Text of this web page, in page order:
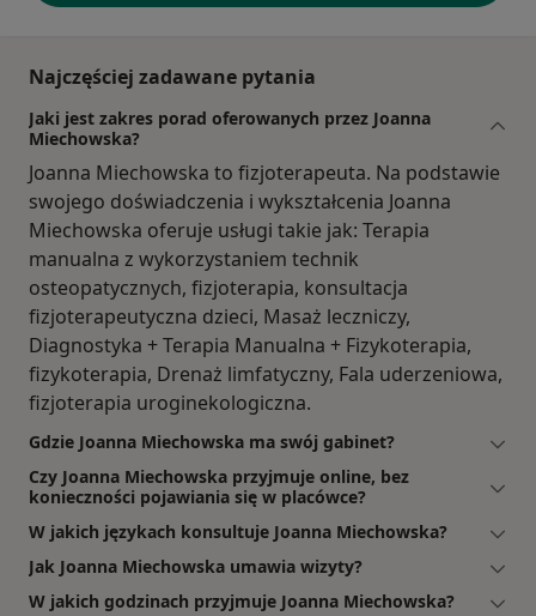
Najczęściej zadawane pytania
Jaki jest zakres porad oferowanych przez Joanna
Miechowska?
Joanna Miechowska to fizjoterapeuta. Na podstawie
swojego doświadczenia i wykształcenia Joanna
Miechowska oferuje usługi takie jak: Terapia
manualna z wykorzystaniem technik
osteopatycznych, fizjoterapia, konsultacja
fizjoterapeutyczna dzieci, Masaż leczniczy,
Diagnostyka + Terapia Manualna + Fizykoterapia,
fizykoterapia, Drenaż limfatyczny, Fala uderzeniowa,
fizjoterapia uroginekologiczna.
Gdzie Joanna Miechowska ma swój gabinet?
Czy Joanna Miechowska przyjmuje online, bez
konieczności pojawiania się w placówce?
W jakich językach konsultuje Joanna Miechowska?
Jak Joanna Miechowska umawia wizyty?
W jakich godzinach przyjmuje Joanna Miechowska?